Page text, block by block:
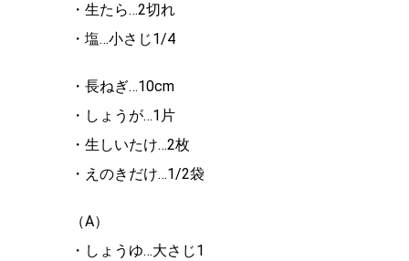
・生たら…2切れ
・塩…小さじ1/4
・長ねぎ…10cm
・しょうが…1片
・生しいたけ…2枚
・えのきだけ…1/2袋
（A）
・しょうゆ…大さじ1